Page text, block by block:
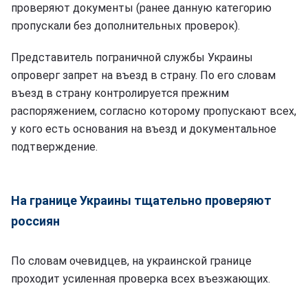
проверяют документы (ранее данную категорию
пропускали без дополнительных проверок).
Представитель пограничной службы Украины
опроверг запрет на въезд в страну. По его словам
въезд в страну контролируется прежним
распоряжением, согласно которому пропускают всех,
у кого есть основания на въезд и документальное
подтверждение.
На границе Украины тщательно проверяют
россиян
По словам очевидцев, на украинской границе
проходит усиленная проверка всех въезжающих.